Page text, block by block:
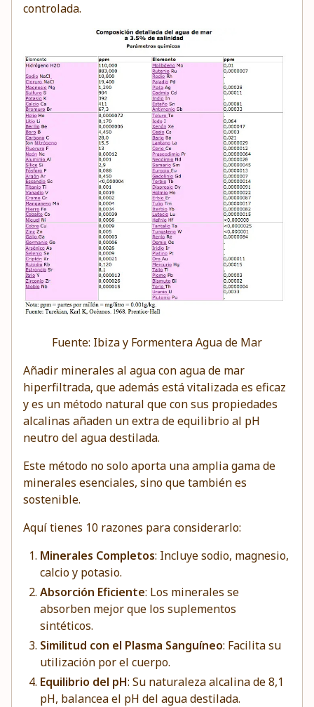
controlada.
Fuente: Ibiza y Formentera Agua de Mar
Añadir minerales al agua con agua de mar
hiperfiltrada, que además está vitalizada es eficaz
y es un método natural que con sus propiedades
alcalinas añaden un extra de equilibrio al pH
neutro del agua destilada.
Este método no solo aporta una amplia gama de
minerales esenciales, sino que también es
sostenible.
Aquí tienes 10 razones para considerarlo:
Minerales Completos: Incluye sodio, magnesio,
calcio y potasio.
Absorción Eficiente: Los minerales se
absorben mejor que los suplementos
sintéticos.
Similitud con el Plasma Sanguíneo: Facilita su
utilización por el cuerpo.
Equilibrio del pH: Su naturaleza alcalina de 8,1
pH, balancea el pH del agua destilada.